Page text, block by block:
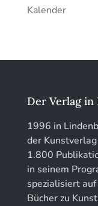
Kunstführer H
Kunstführer K
Kunstführer M
Kunstführer
Kunstführer
löhe:porträts
für
Jahrbuch der
Gärten
Kalender
Der Verlag in
1996 in
der
1.800
in seinem
spezialisiert
Bücher zu